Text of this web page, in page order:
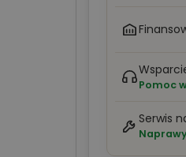
Pomoc
Serwis